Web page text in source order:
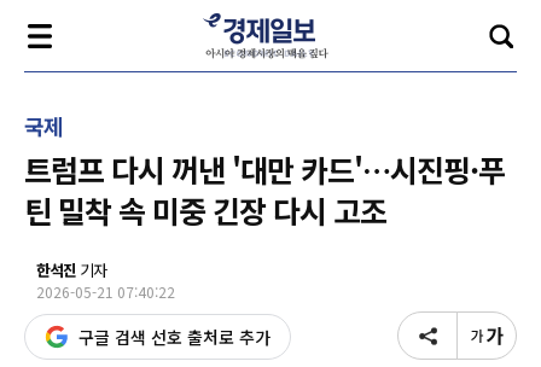
국제
트럼프 다시 꺼낸 '대만 카드'…시진핑·푸
틴 밀착 속 미중 긴장 다시 고조
한석진 기자
2026-05-21 07:40:22
구글 검색 선호 출처로 추가